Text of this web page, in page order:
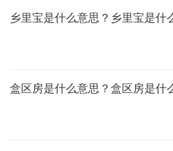
乡里宝是什么意思？乡里宝是什
盒区房是什么意思？盒区房是什